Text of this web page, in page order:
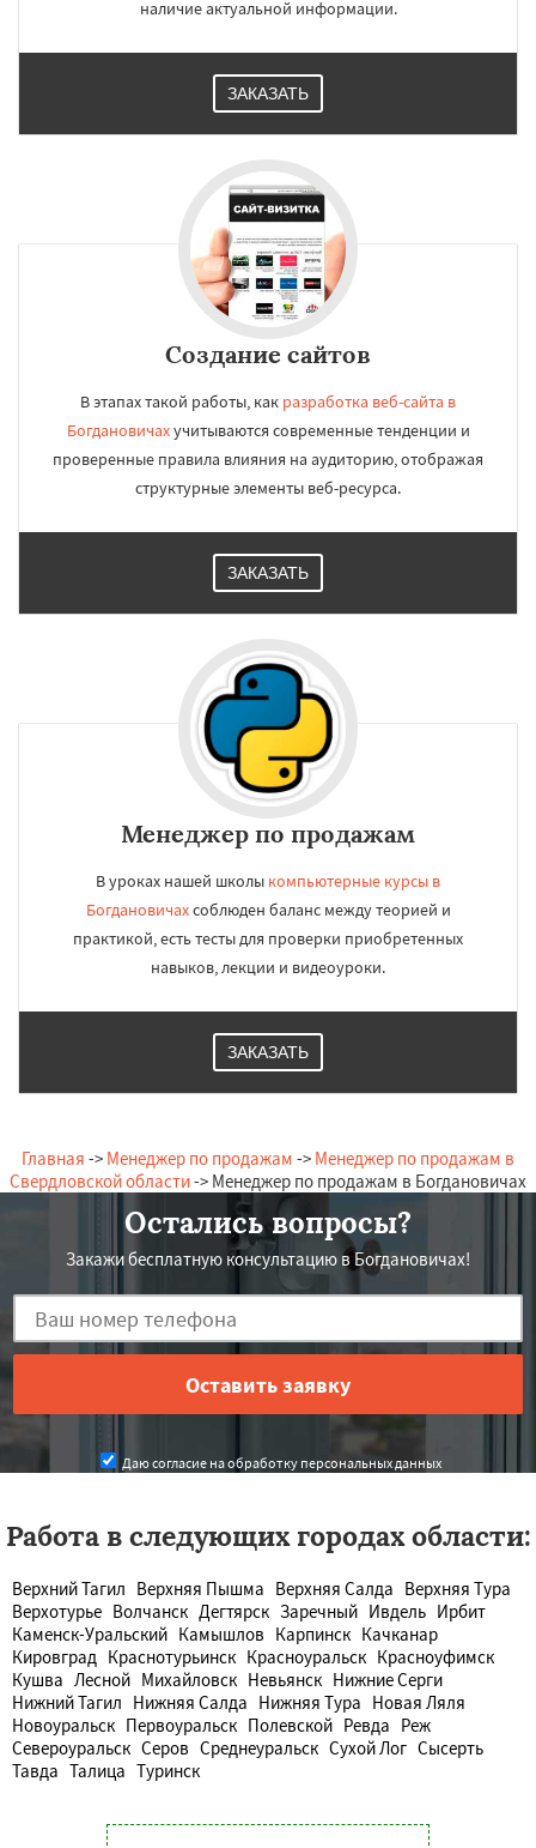
наличие актуальной информации.
ЗАКАЗАТЬ
Создание сайтов
В этапах такой работы, как разработка веб-сайта в
Богдановичахучитываются современные тенденции и
проверенные правила влияния на аудиторию, отображая
структурные элементы веб-ресурса.
ЗАКАЗАТЬ
Менеджер по продажам
В уроках нашей школы компьютерные курсы в
Богдановичахсоблюден баланс между теорией и
практикой, есть тесты для проверки приобретенных
навыков, лекции и видеоуроки.
ЗАКАЗАТЬ
Главная -> Менеджер по продажам -> Менеджер по продажам в
Свердловской области-> Менеджер по продажам в Богдановичах
Остались вопросы?
Закажи бесплатную консультацию в Богдановичах!
Даю согласие на обработку персональных данных
Работа в следующих городах области:
Верхний Тагил Верхняя Пышма Верхняя Салда Верхняя Тура
Верхотурье Волчанск Дегтярск Заречный Ивдель Ирбит
Каменск-Уральский Камышлов Карпинск Качканар
Кировград Краснотурьинск Красноуральск Красноуфимск
Кушва Лесной Михайловск Невьянск Нижние Серги
Нижний Тагил Нижняя Салда Нижняя Тура Новая Ляля
Новоуральск Первоуральск Полевской Ревда Реж
Североуральск Серов Среднеуральск Сухой Лог Сысерть
Тавда Талица Туринск